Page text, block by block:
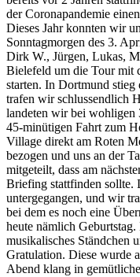
der Coronapandemie
Dieses Jahr konnten wir
Sonntagmorgen des 3.
Dirk W., Jürgen, Lukas,
Bielefeld um die Tour mit
starten. In Dortmund
trafen wir schlussendlich
landeten wir bei wohligen
45-minütigen Fahrt zum
Village direkt am Roten
bezogen und uns an der
mitgeteilt, dass am
Briefing stattfinden sollte.
untergegangen, und wir
bei dem es noch eine
heute nämlich
musikalisches Ständchen
Gratulation. Diese wurde
Abend klang in